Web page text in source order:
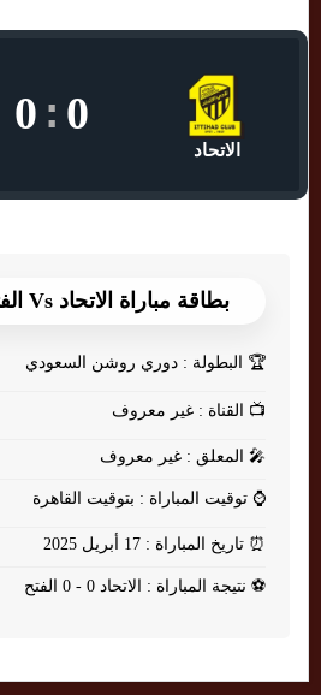
الاتحاد
0
:
0
بطاقة مباراة الاتحاد Vs الفتح
🏆 البطولة : دوري روشن السعودي
📺 القناة : غير معروف
🎤 المعلق : غير معروف
⌚ توقيت المباراة : بتوقيت القاهرة
⏰ تاريخ المباراة : 17 أبريل 2025
⚽ نتيجة المباراة : الاتحاد 0 - 0 الفتح